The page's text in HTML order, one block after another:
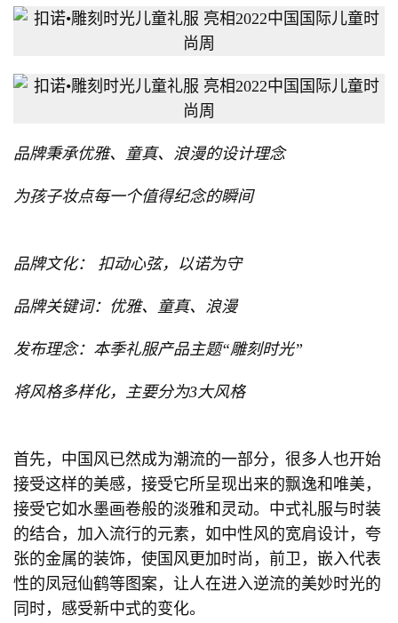
品牌秉承优雅、童真、浪漫的设计理念
为孩子妆点每一个值得纪念的瞬间
品牌文化： 扣动心弦，以诺为守
品牌关键词：优雅、童真、浪漫
发布理念：本季礼服产品主题“雕刻时光”
将风格多样化，主要分为3大风格
首先，中国风已然成为潮流的一部分，很多人也开始
接受这样的美感，接受它所呈现出来的飘逸和唯美，
接受它如水墨画卷般的淡雅和灵动。中式礼服与时装
的结合，加入流行的元素，如中性风的宽肩设计，夸
张的金属的装饰，使国风更加时尚，前卫，嵌入代表
性的凤冠仙鹤等图案，让人在进入逆流的美妙时光的
同时，感受新中式的变化。